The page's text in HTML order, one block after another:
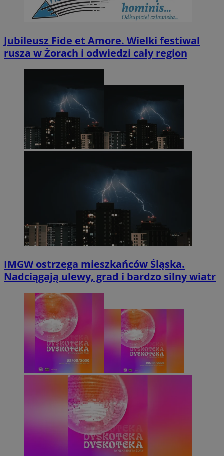
Jubileusz Fide et Amore. Wielki festiwal
rusza w Żorach i odwiedzi cały region
IMGW ostrzega mieszkańców Śląska.
Nadciągają ulewy, grad i bardzo silny wiatr